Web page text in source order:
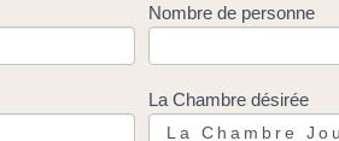
Nombre de personne
La Chambre désirée